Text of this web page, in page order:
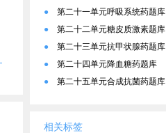
●
第二十一单元呼吸系统药题库
●
第二十二单元糖皮质激素题库
●
第二十三单元抗甲状腺药题库
●
第二十四单元降血糖药题库
●
第二十五单元合成抗菌药题库
相关标签